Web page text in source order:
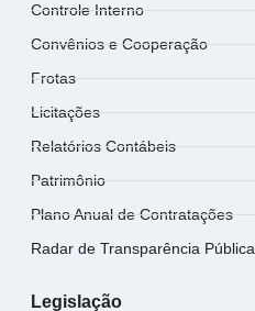
Controle Interno
Convênios e Cooperação
Frotas
Licitações
Relatórios Contábeis
Patrimônio
Plano Anual de Contratações
Radar de Transparência Pública
Legislação